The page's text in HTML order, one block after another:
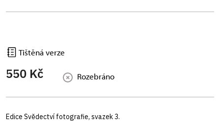
Tištěná verze
550 Kč Rozebráno
Edice Svědectví fotografie, svazek 3.